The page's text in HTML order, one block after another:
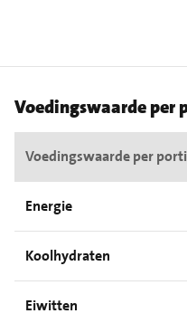
Voedingswaarde per
Voedingswaarde per
Energie
Koolhydraten
Eiwitten